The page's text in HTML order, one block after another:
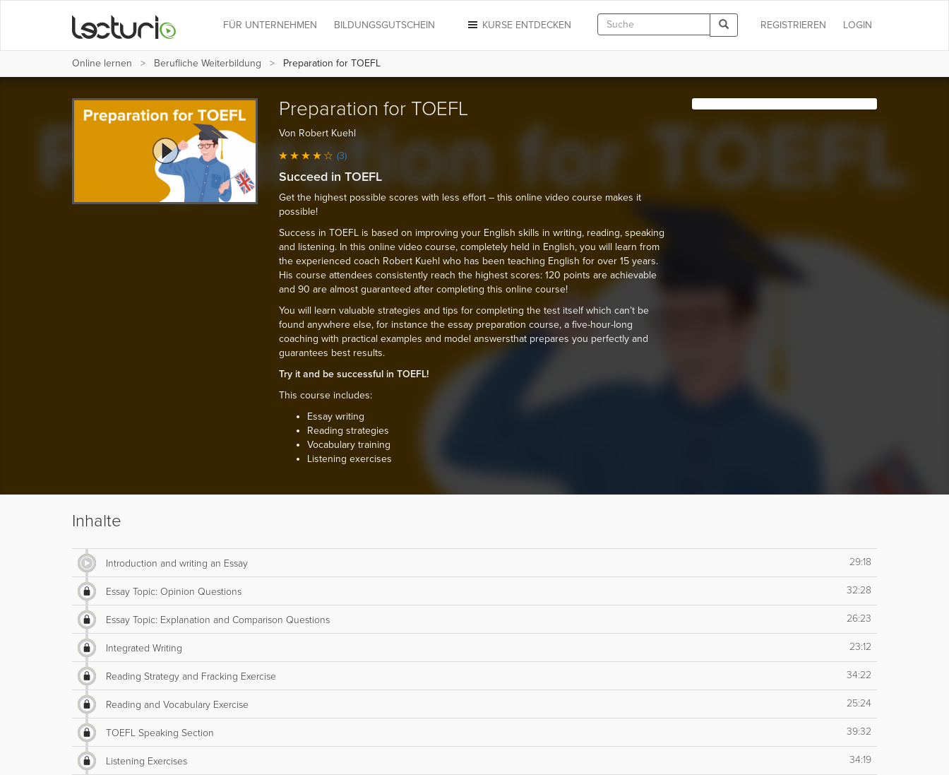
LOGIN
REGISTRIEREN
KURSE ENTDECKEN
FÜR UNTERNEHMEN BILDUNGSGUTSCHEIN
Online lernen Berufliche Weiterbildung Preparation for TOEFL
Preparation for TOEFL
Von Robert Kuehl
(3)
Succeed in TOEFL
Get the highest possible scores with less effort – this online video course makes it
possible!
Success in TOEFL is based on improving your English skills in writing, reading, speaking
and listening. In this online video course, completely held in English, you will learn from
the experienced coach Robert Kuehl who has been teaching English for over 15 years.
His course attendees consistently reach the highest scores: 120 points are achievable
and 90 are almost guaranteed after completing this online course!
You will learn valuable strategies and tips for completing the test itself which can’t be
found anywhere else, for instance the essay preparation course, a five-hour-long
coaching with practical examples and model answersthat prepares you perfectly and
guarantees best results.
Try it and be successful in TOEFL!
This course includes:
Essay writing
Reading strategies
Vocabulary training
Listening exercises
Inhalte
Introduction and writing an Essay 29:18
Essay Topic: Opinion Questions 32:28
Essay Topic: Explanation and Comparison Questions 26:23
Integrated Writing 23:12
Reading Strategy and Fracking Exercise 34:22
Reading and Vocabulary Exercise 25:24
TOEFL Speaking Section 39:32
Listening Exercises 34:19